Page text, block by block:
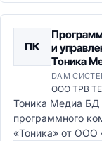
ПК
и
Тоника
DAM
ООО ТРВ
Тоника Медиа БД
программного
«Тоника» от ООО